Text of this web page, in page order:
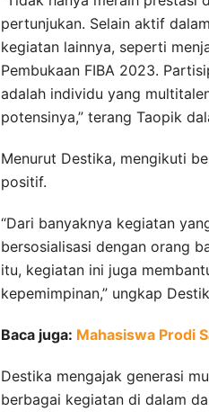
pertunjukan. Selain aktif
kegiatan lainnya, seperti
Pembukaan FIBA 2023.
adalah individu yang
potensinya,” terang Taopik
Menurut Destika, mengikuti
positif.
“Dari banyaknya kegiatan
bersosialisasi dengan orang
itu, kegiatan ini juga
kepemimpinan,” ungkap
Baca juga: Mahasiswa Prodi
Destika mengajak generasi
berbagai kegiatan di dalam